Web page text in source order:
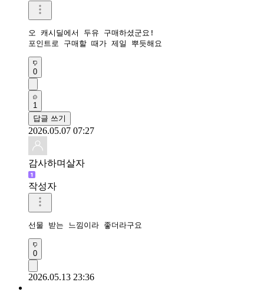
오 캐시딜에서 두유 구매하셨군요!
포인트로 구매할 때가 제일 뿌듯해요
0
1
답글 쓰기
2026.05.07 07:27
감사하며살자
작성자
선물 받는 느낌이라 좋더라구요
0
2026.05.13 23:36